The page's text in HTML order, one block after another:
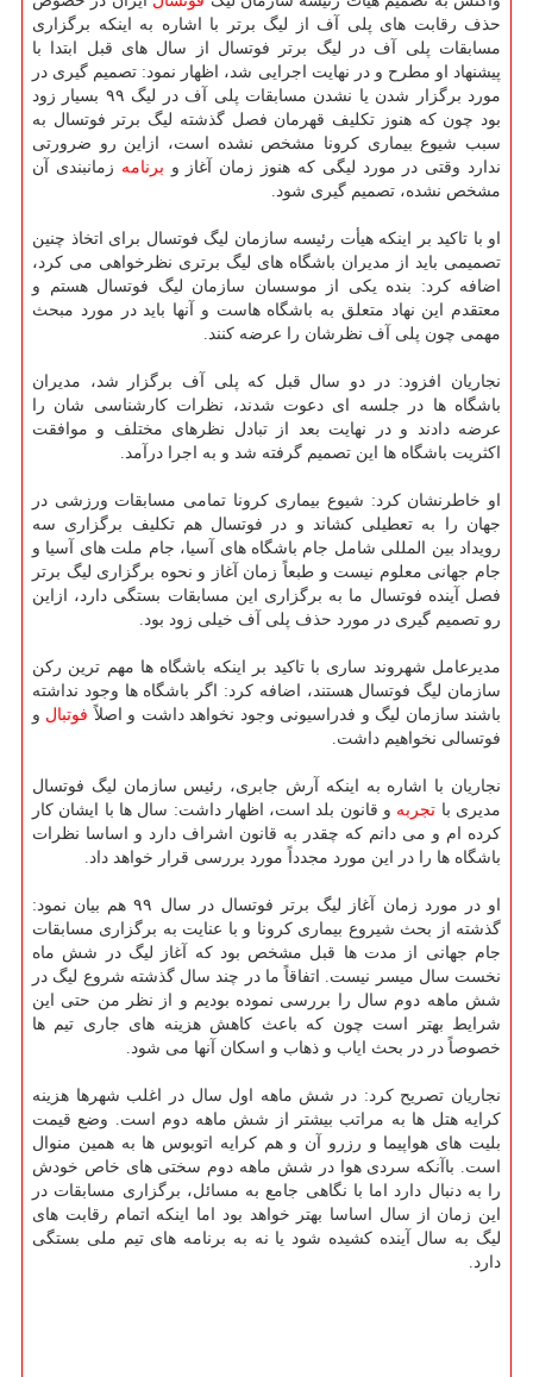
حذف رقابت های پلی آف از لیگ برتر با اشاره به اینکه برگزاری
مسابقات پلی آف در لیگ برتر فوتسال از سال های قبل ابتدا با
پیشنهاد او مطرح و در نهایت اجرایی شد، اظهار نمود: تصمیم گیری در
مورد برگزار شدن یا نشدن مسابقات پلی آف در لیگ ۹۹ بسیار زود
بود چون که هنوز تکلیف قهرمان فصل گذشته لیگ برتر فوتسال به
سبب شیوع بیماری کرونا مشخص نشده است، ازاین رو ضرورتی
ندارد وقتی در مورد لیگی که هنوز زمان آغاز و برنامه زمانبندی آن
مشخص نشده، تصمیم گیری شود.
او با تاکید بر اینکه هیأت رئیسه سازمان لیگ فوتسال برای اتخاذ چنین
تصمیمی باید از مدیران باشگاه های لیگ برتری نظرخواهی می کرد،
اضافه کرد: بنده یکی از موسسان سازمان لیگ فوتسال هستم و
معتقدم این نهاد متعلق به باشگاه هاست و آنها باید در مورد مبحث
مهمی چون پلی آف نظرشان را عرضه کنند.
نجاریان افزود: در دو سال قبل که پلی آف برگزار شد، مدیران
باشگاه ها در جلسه ای دعوت شدند، نظرات کارشناسی شان را
عرضه دادند و در نهایت بعد از تبادل نظرهای مختلف و موافقت
اکثریت باشگاه ها این تصمیم گرفته شد و به اجرا درآمد.
او خاطرنشان کرد: شیوع بیماری کرونا تمامی مسابقات ورزشی در
جهان را به تعطیلی کشاند و در فوتسال هم تکلیف برگزاری سه
رویداد بین المللی شامل جام باشگاه های آسیا، جام ملت های آسیا و
جام جهانی معلوم نیست و طبعاً زمان آغاز و نحوه برگزاری لیگ برتر
فصل آینده فوتسال ما به برگزاری این مسابقات بستگی دارد، ازاین
رو تصمیم گیری در مورد حذف پلی آف خیلی زود بود.
مدیرعامل شهروند ساری با تاکید بر اینکه باشگاه ها مهم ترین رکن
سازمان لیگ فوتسال هستند، اضافه کرد: اگر باشگاه ها وجود نداشته
باشند سازمان لیگ و فدراسیونی وجود نخواهد داشت و اصلاً فوتبال و
فوتسالی نخواهیم داشت.
نجاریان با اشاره به اینکه آرش جابری، رئیس سازمان لیگ فوتسال
مدیری با تجربه و قانون بلد است، اظهار داشت: سال ها با ایشان کار
کرده ام و می دانم که چقدر به قانون اشراف دارد و اساسا نظرات
باشگاه ها را در این مورد مجدداً مورد بررسی قرار خواهد داد.
او در مورد زمان آغاز لیگ برتر فوتسال در سال ۹۹ هم بیان نمود:
گذشته از بحث شیروع بیماری کرونا و با عنایت به برگزاری مسابقات
جام جهانی از مدت ها قبل مشخص بود که آغاز لیگ در شش ماه
نخست سال میسر نیست. اتفاقاً ما در چند سال گذشته شروع لیگ در
شش ماهه دوم سال را بررسی نموده بودیم و از نظر من حتی این
شرایط بهتر است چون که باعث کاهش هزینه های جاری تیم ها
خصوصاً در در بحث ایاب و ذهاب و اسکان آنها می شود.
نجاریان تصریح کرد: در شش ماهه اول سال در اغلب شهرها هزینه
کرایه هتل ها به مراتب بیشتر از شش ماهه دوم است. وضع قیمت
بلیت های هواپیما و رزرو آن و هم کرایه اتوبوس ها به همین منوال
است. باآنکه سردی هوا در شش ماهه دوم سختی های خاص خودش
را به دنبال دارد اما با نگاهی جامع به مسائل، برگزاری مسابقات در
این زمان از سال اساسا بهتر خواهد بود اما اینکه اتمام رقابت های
لیگ به سال آینده کشیده شود یا نه به برنامه های تیم ملی بستگی
دارد.